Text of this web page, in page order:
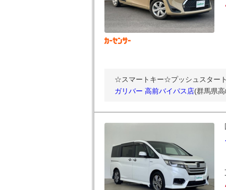
☆スマートキー☆プッシュスター
ガリバー 高前バイパス店(群馬県